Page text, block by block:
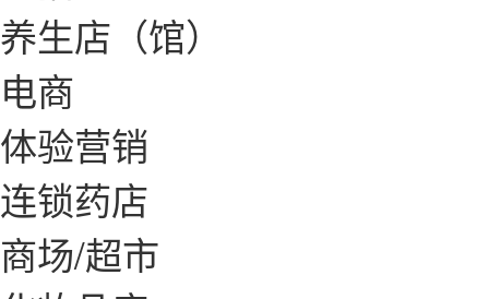
养生店（馆）
电商
体验营销
连锁药店
商场/超市